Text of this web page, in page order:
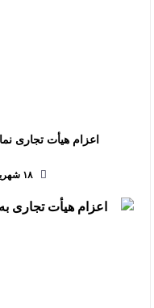
اعزام هیأت تجاری
۱۸ شهریور ۱۴۰۲